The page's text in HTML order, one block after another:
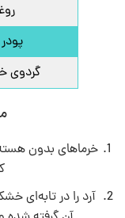
گردوی
خرماهای بدون
آرد را در تابه‌ای